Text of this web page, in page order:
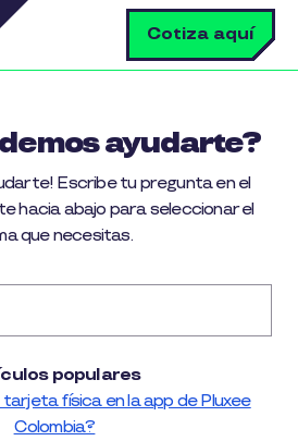
Cotiza aquí
ayudarte?
Escribe tu pregunta en el
hacia abajo para seleccionar el
que necesitas.
populares
física en la app de Pluxee
Colombia?